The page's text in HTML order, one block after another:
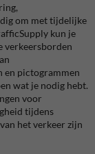
om met tijdelijke
kun je
verkeersborden
en pictogrammen
wat je nodig hebt.
voor
tijdens
het verkeer zijn